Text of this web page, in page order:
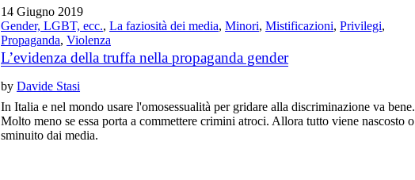
14 Giugno 2019
Gender, LGBT, ecc.,La faziosità dei media,Minori,Mistificazioni,Privilegi,
Propaganda,Violenza
L’evidenza della truffa nella propaganda gender
byDavide Stasi
In Italia e nel mondo usare l'omosessualità per gridare alla discriminazione va bene.
Molto meno se essa porta a commettere crimini atroci. Allora tutto viene nascosto o
sminuito dai media.